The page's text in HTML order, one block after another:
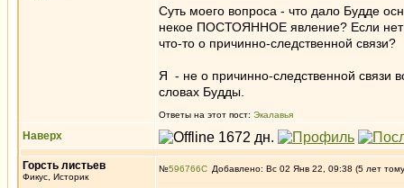
Суть моего вопроса - что дало Будде
некое ПОСТОЯННОЕ явление? Если нет
что-то о причинно-следственной связи?
Я - не о причинно-следственной связи
словах Будды.
Ответы на этот пост: Экалавья
Наверх
Горсть листьев
Фикус, Историк
№596766 Добавлено: Вс 02 Янв 22, 09:38 (5 лет